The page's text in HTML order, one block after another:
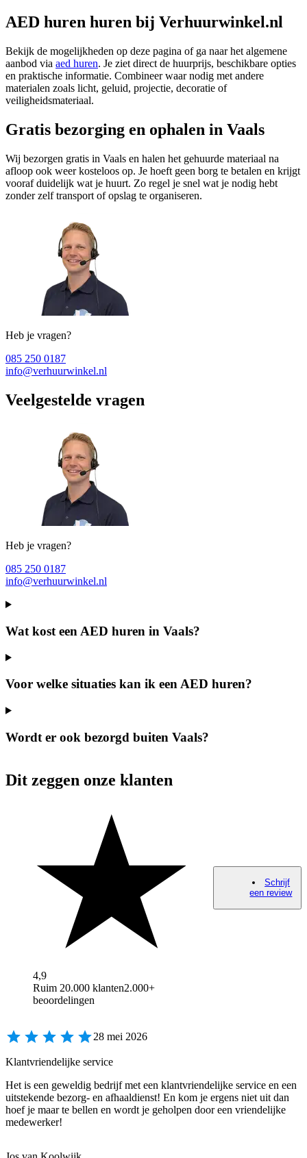
AED huren huren bij Verhuurwinkel.nl
Bekijk de mogelijkheden op deze pagina of ga naar het algemene
aanbod via aed huren. Je ziet direct de huurprijs, beschikbare opties
en praktische informatie. Combineer waar nodig met andere
materialen zoals licht, geluid, projectie, decoratie of
veiligheidsmateriaal.
Gratis bezorging en ophalen in Vaals
Wij bezorgen gratis in Vaals en halen het gehuurde materiaal na
afloop ook weer kosteloos op. Je hoeft geen borg te betalen en krijgt
vooraf duidelijk wat je huurt. Zo regel je snel wat je nodig hebt
zonder zelf transport of opslag te organiseren.
Heb je vragen?
085 250 0187
info@verhuurwinkel.nl
Veelgestelde vragen
Heb je vragen?
085 250 0187
info@verhuurwinkel.nl
Wat kost een AED huren in Vaals?
Voor welke situaties kan ik een AED huren?
Wordt er ook bezorgd buiten Vaals?
Dit zeggen onze klanten
4,9
Ruim 20.000 klanten2.000+
beoordelingen
Schrijf
een review
28 mei 2026
Klantvriendelijke service
Het is een geweldig bedrijf met een klantvriendelijke service en een
uitstekende bezorg- en afhaaldienst! En kom je ergens niet uit dan
hoef je maar te bellen en wordt je geholpen door een vriendelijke
medewerker!